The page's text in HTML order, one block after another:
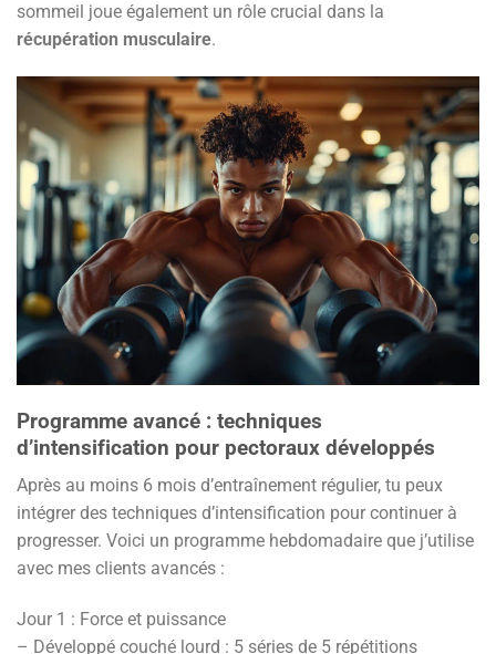
sommeil joue également un rôle crucial dans la
récupération musculaire.
Programme avancé : techniques
d’intensification pour pectoraux développés
Après au moins 6 mois d’entraînement régulier, tu peux
intégrer des techniques d’intensification pour continuer à
progresser. Voici un programme hebdomadaire que j’utilise
avec mes clients avancés :
Jour 1 : Force et puissance
– Développé couché lourd : 5 séries de 5 répétitions